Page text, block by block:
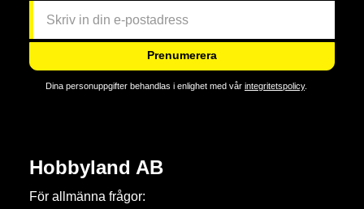
Prenumerera
Dina personuppgifter behandlas i enlighet med vår integritetspolicy.
Hobbyland AB
För allmänna frågor: